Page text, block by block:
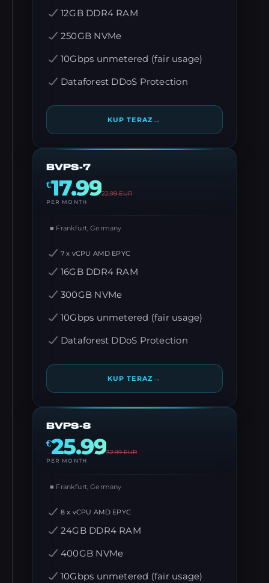
12GB DDR4 RAM
250GB NVMe
10Gbps unmetered (fair usage)
Dataforest DDoS Protection
KUP TERAZ→
BVPS-7
€17.9922.99EUR
PER MONTH
■ Frankfurt, Germany
7 x vCPU AMD EPYC
16GB DDR4 RAM
300GB NVMe
10Gbps unmetered (fair usage)
Dataforest DDoS Protection
KUP TERAZ→
BVPS-8
€25.9932.99EUR
PER MONTH
■ Frankfurt, Germany
8 x vCPU AMD EPYC
24GB DDR4 RAM
400GB NVMe
10Gbps unmetered (fair usage)